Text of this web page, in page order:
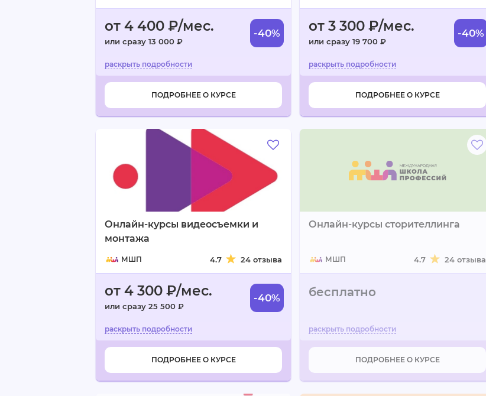
от 4 400 ₽/мес.
или сразу 13 000 ₽
-40%
ПОДРОБНЕЕ О КУРСЕ
от 3 300 ₽/мес.
или сразу 19 700 ₽
-40%
ПОДРОБНЕЕ О КУРСЕ
Онлайн-курсы видеосъемки и
монтажа
МШП 4.7 24 отзыва
от 4 300 ₽/мес.
или сразу 25 500 ₽
-40%
ПОДРОБНЕЕ О КУРСЕ
Онлайн-курсы сторителлинга
МШП 4.7 24 отзыва
бесплатно
ПОДРОБНЕЕ О КУРСЕ